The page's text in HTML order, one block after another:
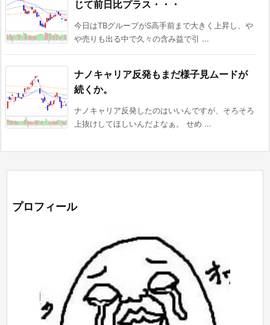
じて前日比プラス・・・
今日はTBグループがS高手前まで大きく上昇し、や
や売りも出る中で久々の含み益で引 ...
ナノキャリア反発もまだ様子見ムードが
続くか。
ナノキャリア反発したのはいいんですが、そろそろ
上抜けしてほしいんだよなぁ。 せめ ...
プロフィール